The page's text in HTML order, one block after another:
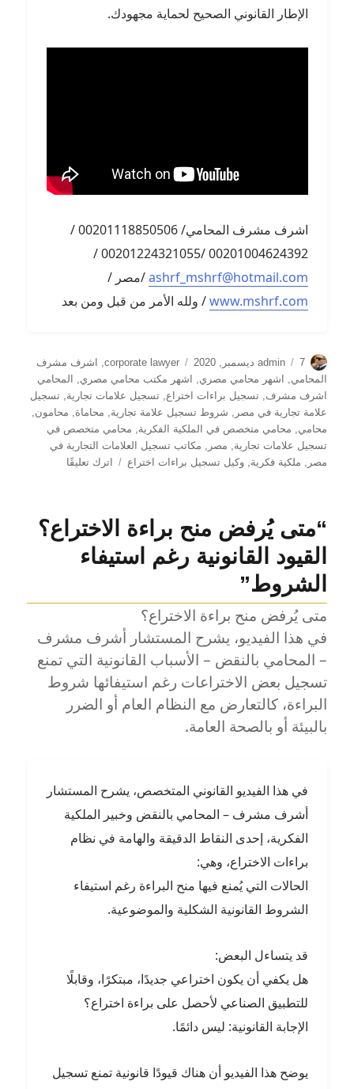
الإطار القانوني الصحيح لحماية مجهودك.
اشرف مشرف المحامي/ 00201118850506 /
00201004624392 /00201224321055 /
ashrf_mshrf@hotmail.com/مصر /
www.mshrf.com/ ولله الأمر من قبل ومن بعد
الكاتبadmin
نُشرت
في
7 ديسمبر, 2020 التصنيفات
corporate lawyer اشرف مشرف
المحامي
اشهر محامي مصري اشهر مكتب محامي مصري
المحامي
اشرف مشرف ,تسجيل براءات اختراع ,تسجيل علامات تجارية ,تسجيل
علامة تجارية في مصر
شروط تسجيل علامة تجارية محاماة محامون
محامي
محامي متخصص في الملكية الفكرية
محامي متخصص في
تسجيل علامات تجارية
مصر
مكاتب تسجيل العلامات التجارية في
مصر
ملكية فكرية ,وكيل تسجيل براءات اختراع اترك تعليقًا
الحماية؟
تعرف
براءة
اختراع
لأول
مرة
“متى يُرفض منح براءة الاختراع؟
القيود القانونية رغم استيفاء
الشروط”
متى يُرفض منح براءة الاختراع؟
في هذا الفيديو، يشرح المستشار أشرف مشرف
– المحامي بالنقض – الأسباب القانونية التي تمنع
تسجيل بعض الاختراعات رغم استيفائها شروط
البراءة، كالتعارض مع النظام العام أو الضرر
بالبيئة أو بالصحة العامة.
في هذا الفيديو القانوني المتخصص، يشرح المستشار
أشرف مشرف – المحامي بالنقض وخبير الملكية
الفكرية، إحدى النقاط الدقيقة والهامة في نظام
براءات الاختراع، وهي:
الحالات التي يُمنع فيها منح البراءة رغم استيفاء
الشروط القانونية الشكلية والموضوعية.
قد يتساءل البعض:
هل يكفي أن يكون اختراعي جديدًا، مبتكرًا، وقابلًا
للتطبيق الصناعي لأحصل على براءة اختراع؟
الإجابة القانونية: ليس دائمًا.
يوضح هذا الفيديو أن هناك قيودًا قانونية تمنع تسجيل